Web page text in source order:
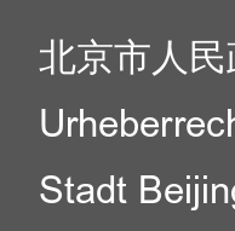
北京市人
Stadt